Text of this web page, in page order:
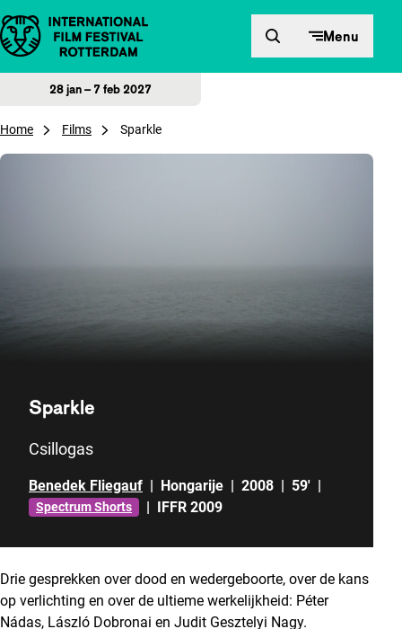
Direct naar inhoud Menu
28 jan – 7 feb 2027
Home Films Sparkle
Sparkle
Csillogas
Benedek Fliegauf | Hongarije | 2008 | 59' |
Spectrum Shorts | IFFR 2009
Drie gesprekken over dood en wedergeboorte, over de kans
op verlichting en over de ultieme werkelijkheid: Péter
Nádas, László Dobronai en Judit Gesztelyi Nagy.